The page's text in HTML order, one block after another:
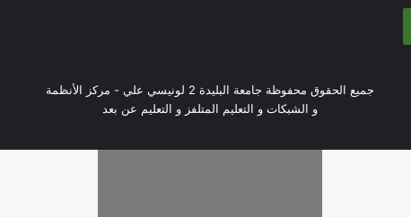
جميع الحقوق محفوظة جامعة البليدة 2 لونيسي علي - مركز الأنظمة
و الشبكات و التعليم المتلفز و التعليم عن بعد